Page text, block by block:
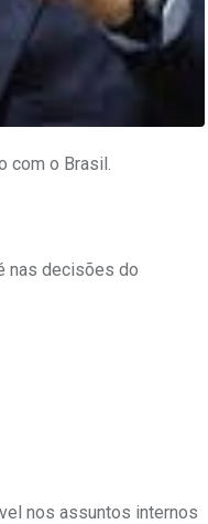
com o Brasil.
nas decisões do
nos assuntos internos